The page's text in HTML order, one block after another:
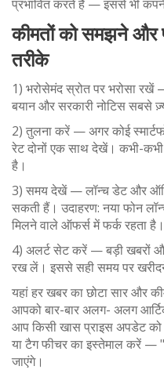
प्रभावित करते हैं — इससे भी
कीमतों को समझने
तरीके
1) भरोसेमंद स्रोत पर भरोसा
बयान और सरकारी नोटिस सबसे
2) तुलना करें — अगर कोई
रेट दोनों एक साथ देखें। कभी-
है।
3) समय देखें — लॉन्च डेट और
सकती हैं। उदाहरण: नया फोन
मिलने वाले ऑफर्स में फर्क रहता है।
4) अलर्ट सेट करें — बड़ी खबरों
रख लें। इससे सही समय पर खरीदने
यहां हर खबर का छोटा सार और
आपको बार-बार अलग- अलग
आप किसी खास प्राइस अपडेट को
या टैग फीचर का इस्तेमाल करें —
जाएंगे।